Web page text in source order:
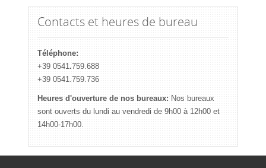
Contacts et heures de bureau
Téléphone:
+39 0541.759.688
+39 0541.759.736
Heures d'ouverture de nos bureaux: Nos bureaux
sont ouverts du lundi au vendredi de 9h00 à 12h00 et
14h00-17h00.